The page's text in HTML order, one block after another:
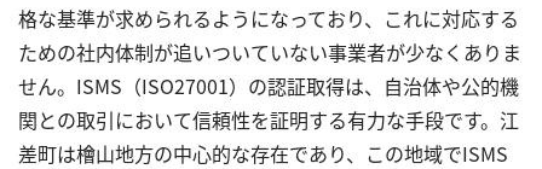
格な基準が求められるようになっており、これに対応する
ための社内体制が追いついていない事業者が少なくありま
せん。ISMS（ISO27001）の認証取得は、自治体や公的機
関との取引において信頼性を証明する有力な手段です。江
差町は檜山地方の中心的な存在であり、この地域でISMS